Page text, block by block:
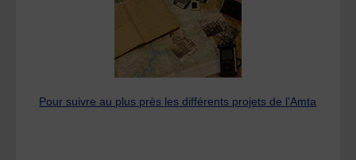
Pour suivre au plus près les différents projets de l’Amta